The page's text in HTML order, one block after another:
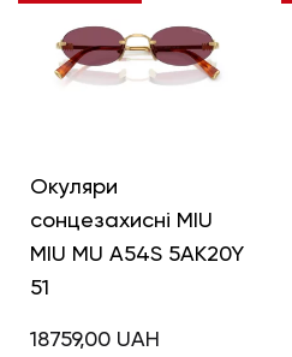
Окуляри
сонцезахисні MIU
MIU MU A54S 5AK20Y
51
18759,00 UAH